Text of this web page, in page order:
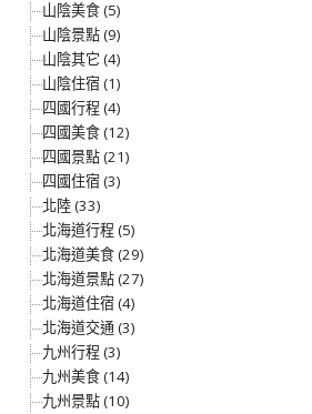
山陰美食 (5)
山陰景點 (9)
山陰其它 (4)
山陰住宿 (1)
四國行程 (4)
四國美食 (12)
四國景點 (21)
四國住宿 (3)
北陸 (33)
北海道行程 (5)
北海道美食 (29)
北海道景點 (27)
北海道住宿 (4)
北海道交通 (3)
九州行程 (3)
九州美食 (14)
九州景點 (10)